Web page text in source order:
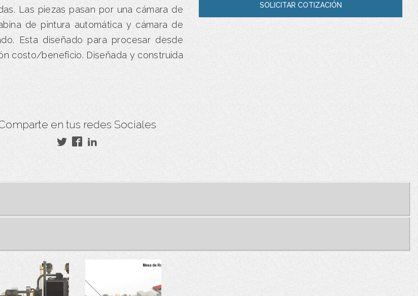
Las piezas pasan por una cámara de
de pintura automática y cámara de
Esta diseñado para procesar desde
costo/beneficio. Diseñada y construida
SOLICITAR COTIZACIÓN
en tus redes Sociales